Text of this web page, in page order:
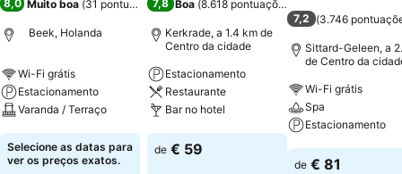
8,0 Muito boa (31 pontuações)
Beek, Holanda
Wi-Fi grátis
Estacionamento
Varanda / Terraço
Ver preços
Selecione as datas para
ver os preços exatos.
7,8 Boa (8.618 pontuações
Kerkrade, a 1.4 km de
Centro da cidade
Estacionamento
Restaurante
Bar no hotel
Ver preços
de € 59
7,2 (3.746
Sittard-Geleen, a
de Centro da
Wi-Fi grátis
Spa
Estacionamento
Ver preços
de € 81